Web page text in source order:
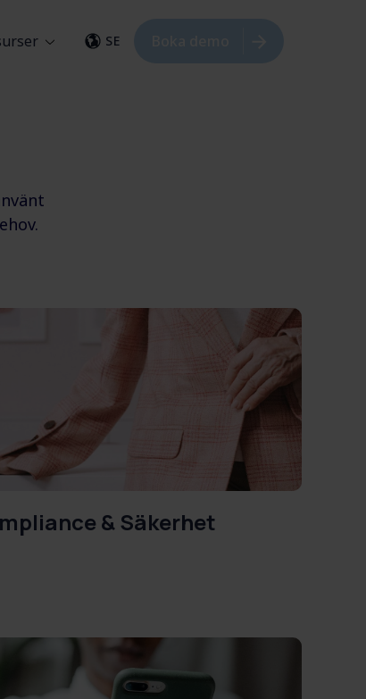
SE
& Säkerhet